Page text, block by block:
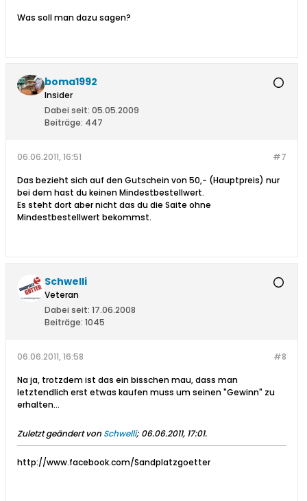
Was soll man dazu sagen?
boma1992
Insider
Dabei seit: 05.05.2009
Beiträge: 447
#7
06.06.2011, 16:51
Das bezieht sich auf den Gutschein von 50,- (Hauptpreis) nur
bei dem hast du keinen Mindestbestellwert.
Es steht dort aber nicht das du die Saite ohne
Mindestbestellwert bekommst.
Schwelli
Veteran
Dabei seit: 17.06.2008
Beiträge: 1045
#8
06.06.2011, 16:58
Na ja, trotzdem ist das ein bisschen mau, dass man
letztendlich erst etwas kaufen muss um seinen "Gewinn" zu
erhalten...
Zuletzt geändert von Schwelli; 06.06.2011, 17:01.
http://www.facebook.com/Sandplatzgoetter